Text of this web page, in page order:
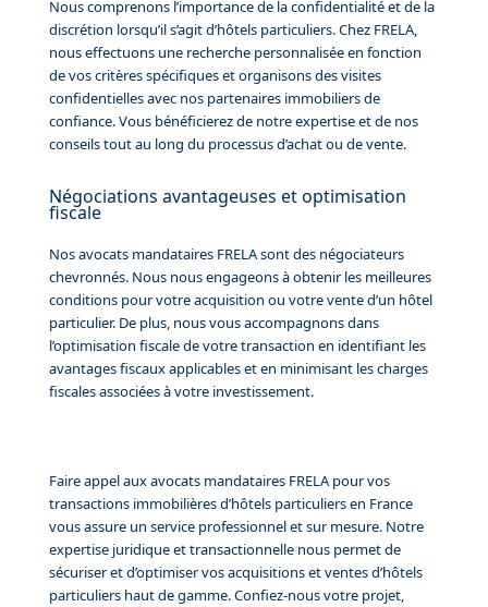
Nous comprenons l’importance de la confidentialité et de la
discrétion lorsqu’il s’agit d’hôtels particuliers. Chez FRELA,
nous effectuons une recherche personnalisée en fonction
de vos critères spécifiques et organisons des visites
confidentielles avec nos partenaires immobiliers de
confiance. Vous bénéficierez de notre expertise et de nos
conseils tout au long du processus d’achat ou de vente.
Négociations avantageuses et optimisation
fiscale
Nos avocats mandataires FRELA sont des négociateurs
chevronnés. Nous nous engageons à obtenir les meilleures
conditions pour votre acquisition ou votre vente d’un hôtel
particulier. De plus, nous vous accompagnons dans
l’optimisation fiscale de votre transaction en identifiant les
avantages fiscaux applicables et en minimisant les charges
fiscales associées à votre investissement.
Faire appel aux avocats mandataires FRELA pour vos
transactions immobilières d’hôtels particuliers en France
vous assure un service professionnel et sur mesure. Notre
expertise juridique et transactionnelle nous permet de
sécuriser et d’optimiser vos acquisitions et ventes d’hôtels
particuliers haut de gamme. Confiez-nous votre projet,